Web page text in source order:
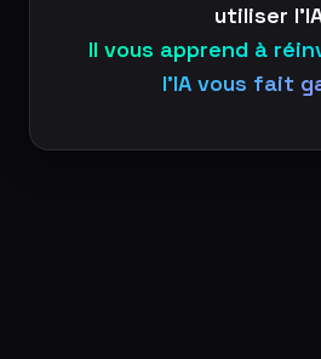
utiliser
Il vous apprend à
l'IA vous fait